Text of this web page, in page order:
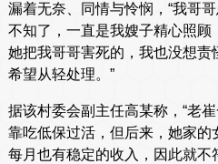
漏着无奈、同情与怜悯，“我哥
不知了，一直是我嫂子精心照顾
她把我哥哥害死的，我也没想责
希望从轻处理。”
据该村委会副主任高某称，“老
靠吃低保过活，但后来，她家的
每月也有稳定的收入，因此就不